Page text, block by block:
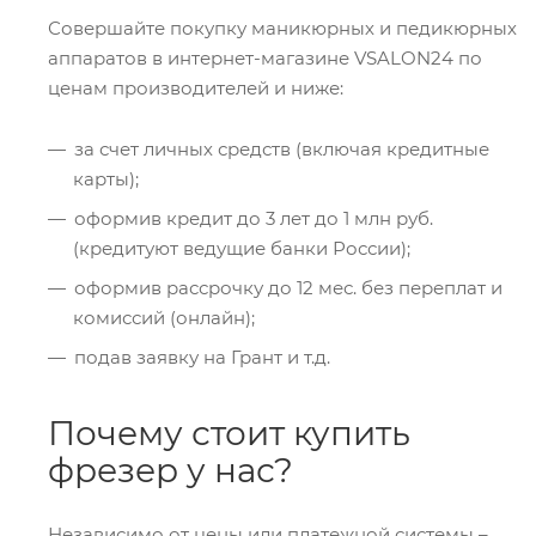
Совершайте покупку маникюрных и педикюрных
аппаратов в интернет-магазине VSALON24 по
ценам производителей и ниже:
за счет личных средств (включая кредитные
карты);
оформив кредит до 3 лет до 1 млн руб.
(кредитуют ведущие банки России);
оформив рассрочку до 12 мес. без переплат и
комиссий (онлайн);
подав заявку на Грант и т.д.
Почему стоит купить
фрезер у нас?